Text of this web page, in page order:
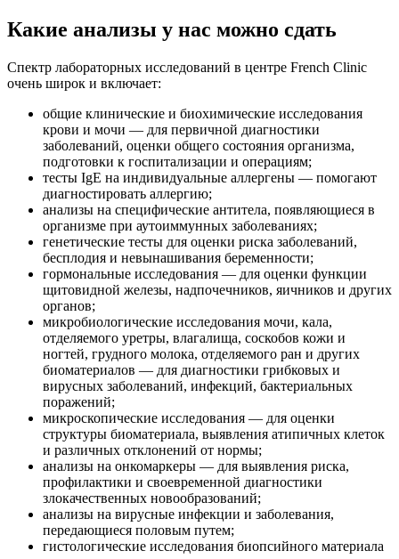
Какие анализы у нас можно сдать
Спектр лабораторных исследований в центре French Clinic
очень широк и включает:
общие клинические и биохимические исследования
крови и мочи — для первичной диагностики
заболеваний, оценки общего состояния организма,
подготовки к госпитализации и операциям;
тесты IgE на индивидуальные аллергены — помогают
диагностировать аллергию;
анализы на специфические антитела, появляющиеся в
организме при аутоиммунных заболеваниях;
генетические тесты для оценки риска заболеваний,
бесплодия и невынашивания беременности;
гормональные исследования — для оценки функции
щитовидной железы, надпочечников, яичников и других
органов;
микробиологические исследования мочи, кала,
отделяемого уретры, влагалища, соскобов кожи и
ногтей, грудного молока, отделяемого ран и других
биоматериалов — для диагностики грибковых и
вирусных заболеваний, инфекций, бактериальных
поражений;
микроскопические исследования — для оценки
структуры биоматериала, выявления атипичных клеток
и различных отклонений от нормы;
анализы на онкомаркеры — для выявления риска,
профилактики и своевременной диагностики
злокачественных новообразований;
анализы на вирусные инфекции и заболевания,
передающиеся половым путем;
гистологические исследования биопсийного материала